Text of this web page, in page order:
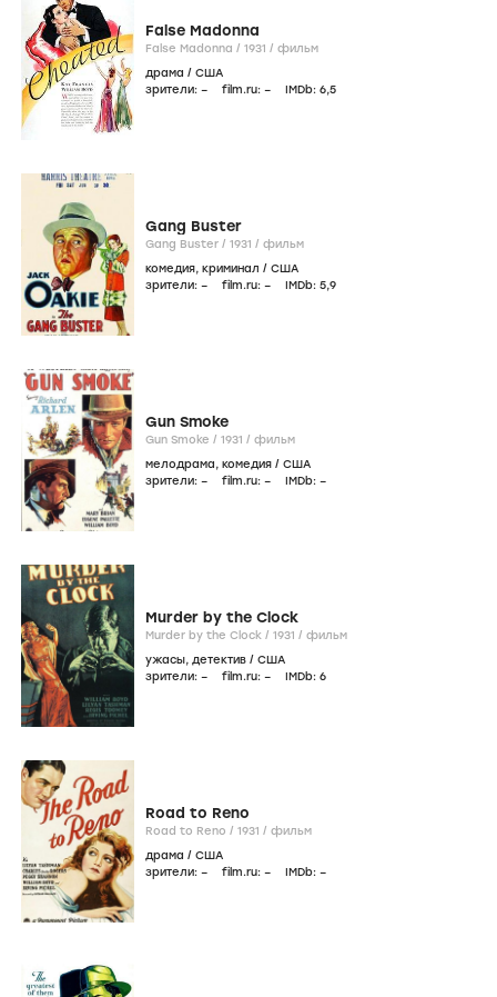
False Madonna
False Madonna / 1931 / фильм
драма / США
зрители: – film.ru: – IMDb: 6,5
Gang Buster
Gang Buster / 1931 / фильм
комедия, криминал / США
зрители: – film.ru: – IMDb: 5,9
Gun Smoke
Gun Smoke / 1931 / фильм
мелодрама, комедия / США
зрители: – film.ru: – IMDb: –
Murder by the Clock
Murder by the Clock / 1931 / фильм
ужасы, детектив / США
зрители: – film.ru: – IMDb: 6
Road to Reno
Road to Reno / 1931 / фильм
драма / США
зрители: – film.ru: – IMDb: –